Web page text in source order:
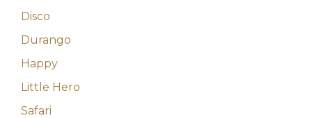
Disco
Durango
Happy
Little Hero
Safari